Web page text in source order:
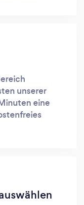
unserer
eine